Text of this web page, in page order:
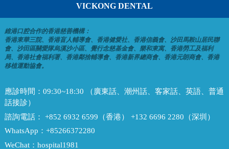
VICKONG DENTAL
維港口腔合作的香港慈善機構：
香港東華三院、香港盲人輔導會、香港健愛社、香港信義會、沙田馬鞍山居民聯
會、沙田區關愛隊烏溪沙小區、覺行念慈基金會、樂和東寓、香港勞工及福利
局、香港社會福利署、香港鄰捨輔導會、香港新界總商會、香港元朗商會、香港
移植運動協會。
應診時間： 09:30~18:30 （廣東話、潮州話、客家話、英語、普通
話接診）
諮詢電話： +852 6932 6599（香港） +132 6696 2280（深圳）
WhatsApp： +85266372280
WeChat： hospital1981